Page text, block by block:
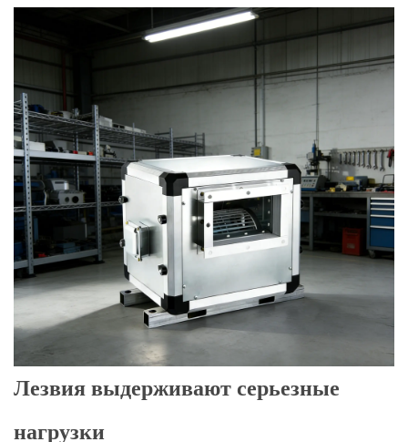
Лезвия выдерживают серьезные
нагрузки